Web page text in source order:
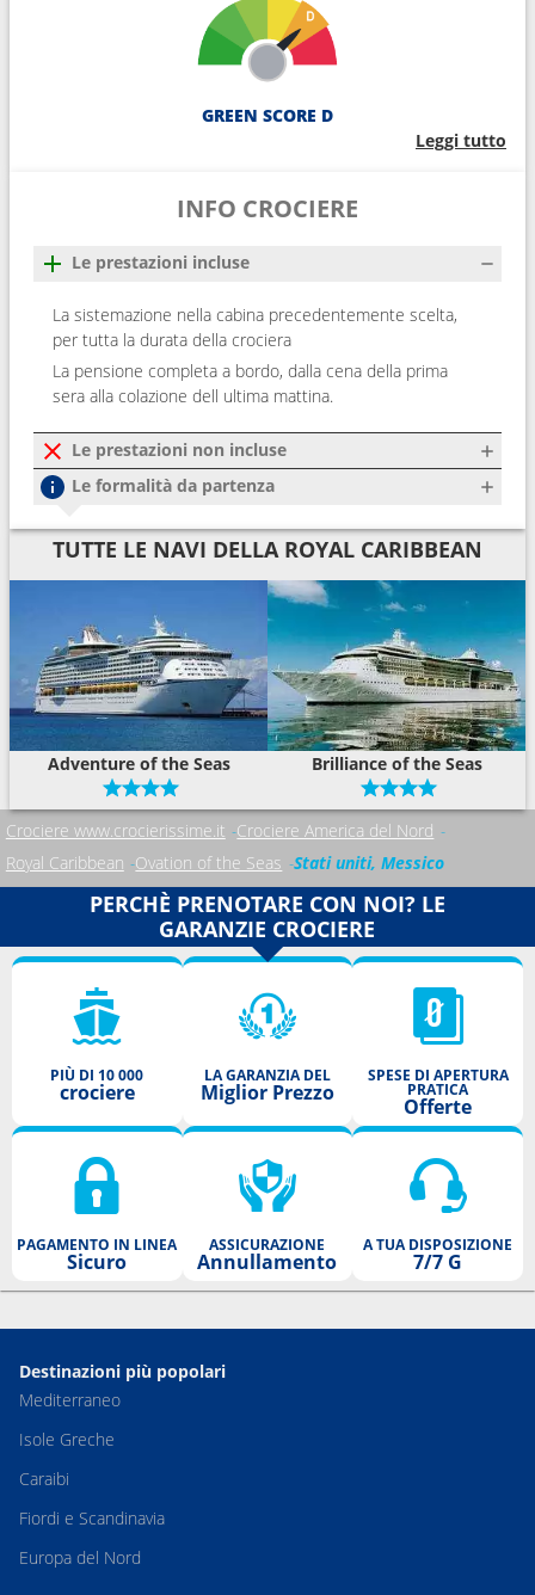
GREEN SCORE D
Leggi tutto
INFO CROCIERE
Le prestazioni incluse
La sistemazione nella cabina precedentemente scelta,
per tutta la durata della crociera
La pensione completa a bordo, dalla cena della prima
sera alla colazione dell ultima mattina.
Le prestazioni non incluse
Le formalità da partenza
TUTTE LE NAVI DELLA ROYAL CARIBBEAN
Adventure of the Seas Brilliance of the Seas
Crociere www.crocierissime.it Crociere America del Nord
Royal Caribbean Ovation of the Seas Stati uniti, Messico
PERCHÈ PRENOTARE CON NOI? LE
GARANZIE CROCIERE
PIÙ DI 10 000
crociere
LA GARANZIA DEL
Miglior Prezzo
SPESE DI APERTURA
PRATICA
Offerte
PAGAMENTO IN LINEA
Sicuro
ASSICURAZIONE
Annullamento
A TUA DISPOSIZIONE
7/7 G
Destinazioni più popolari
Mediterraneo
Isole Greche
Caraibi
Fiordi e Scandinavia
Europa del Nord